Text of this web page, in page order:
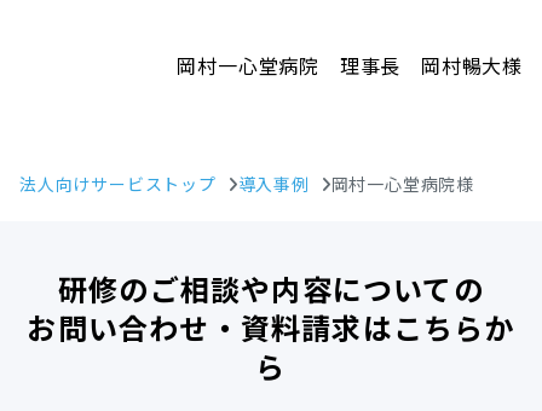
法人向けサービストップ 導入事例 岡村一心堂病院様
岡村一心堂病院 理事長 岡村暢大様
研修のご相談や内容についての
お問い合わせ・資料請求はこちらか
ら